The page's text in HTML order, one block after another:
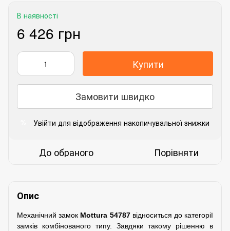
В наявності
6 426 грн
Купити
Замовити швидко
Увійти для відображення накопичувальної знижки
До обраного Порівняти
Опис
Механічний замок Mottura 54787відноситься до категорії
замків комбінованого типу. Завдяки такому рішенню в